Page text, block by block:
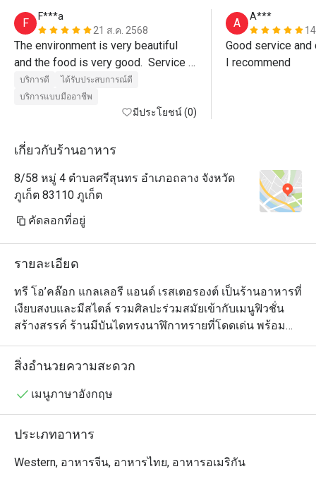
F
F***a
21 ส.ค. 2568
The environment is very beautiful
and the food is very good.  Service
was also excellent, Paulo the
manager even walked us out of the
restaurant.  Must visit.
บริการดี
ได้รับประสบการณ์ดี
บริการแบบมืออาชีพ
มีประโยชน์ (0)
A
A***
Good service
I recommend
เกี่ยวกับร้านอาหาร
8/58 หมู่ 4 ตำบลศรีสุนทร อำเภอถลาง จังหวัด
ภูเก็ต 83110 ภูเก็ต
คัดลอกที่อยู่
รายละเอียด
ทรี โอ’คล๊อก แกลเลอรี แอนด์ เรสเตอรองต์ เป็นร้านอาหารที่
เงียบสงบและมีสไตล์ รวมศิลปะร่วมสมัยเข้ากับเมนูฟิวชั่น
สร้างสรรค์ ร้านมีบันไดทรงนาฬิกาทรายที่โดดเด่น พร้อม
ด้วยหลังคากระจกและวิวสวน ให้บรรยากาศสงบเหมาะกับ
คนรักศิลปะและผู้ที่ต้องการมื้ออาหารผ่อนคลาย เมนูเน้น
แสดงงานศิลปะหมุนเวียนและเวิร์กช็อปต่างๆ ทำให้ที่นี่เป็น
ในที่เดียว
สิ่งอำนวยความสะดวก
เมนูภาษาอังกฤษ
ประเภทอาหาร
Western, อาหารจีน, อาหารไทย, อาหารอเมริกัน